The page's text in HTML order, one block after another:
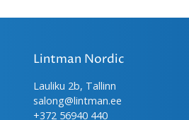
Lintman Nordic
Lauliku 2b, Tallinn
salong@lintman.ee
+372 56940 440